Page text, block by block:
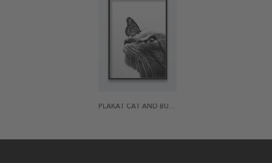
PLAKAT CAT AND BUTTERFLY